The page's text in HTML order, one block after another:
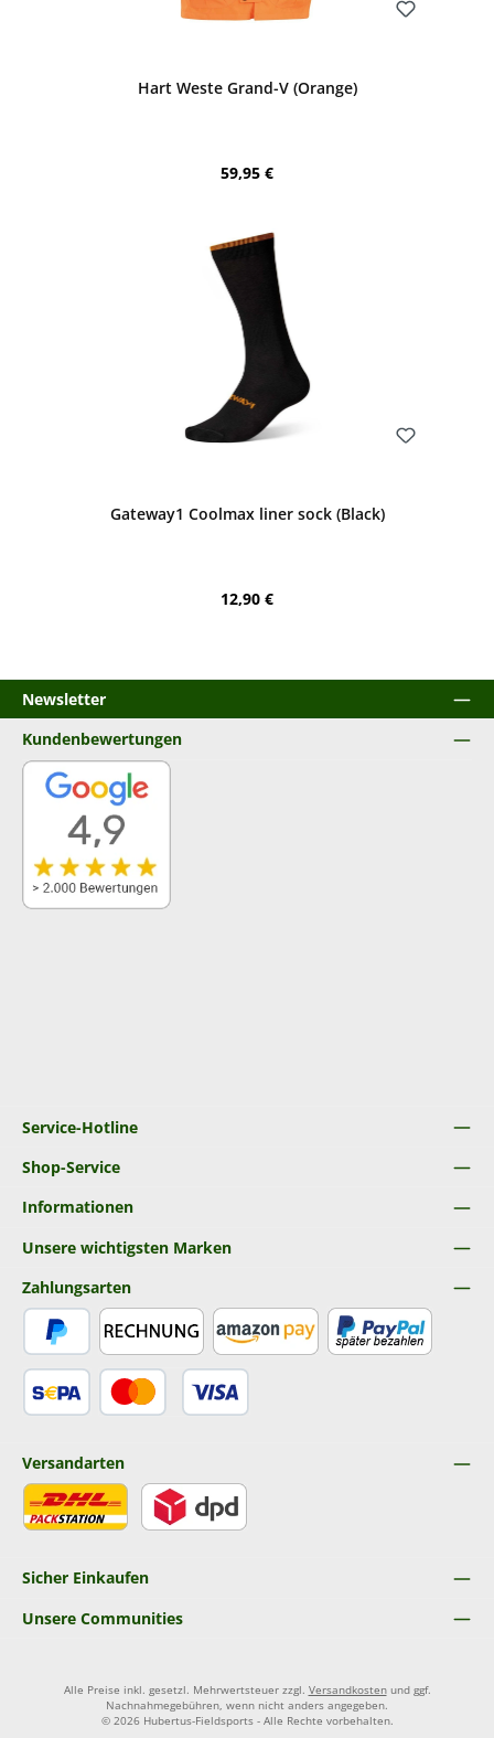
Hart Weste Grand-V (Orange)
Regulärer Preis:
59,95 €
Gateway1 Coolmax liner sock (Black)
Regulärer Preis:
12,90 €
Newsletter
Service-Hotline
Shop-Service
Informationen
Unsere wichtigsten Marken
Sicher Einkaufen
Kundenbewertungen
Unsere Communities
Zahlungsarten
Versandarten
Alle Preise inkl. gesetzl. Mehrwertsteuer zzgl. Versandkostenund ggf.
Nachnahmegebühren, wenn nicht anders angegeben.
© 2026 Hubertus-Fieldsports - Alle Rechte vorbehalten.